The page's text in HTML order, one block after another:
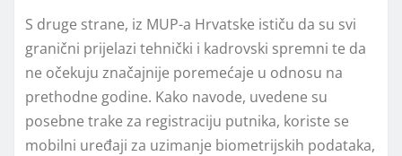
S druge strane, iz MUP-a Hrvatske ističu da su svi
granični prijelazi tehnički i kadrovski spremni te da
ne očekuju značajnije poremećaje u odnosu na
prethodne godine. Kako navode, uvedene su
posebne trake za registraciju putnika, koriste se
mobilni uređaji za uzimanje biometrijskih podataka,